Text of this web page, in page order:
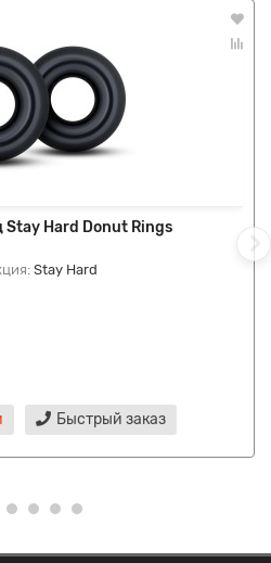
Stay Hard Donut Rings
Stay Hard
Быстрый заказ